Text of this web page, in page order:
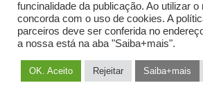
funcinalidade da publicação. Ao utilizar
concorda com o uso de cookies. A
parceiros deve ser conferida no
a nossa está na aba "Saiba+mais".
OK. Aceito Rejeitar Saiba+mais